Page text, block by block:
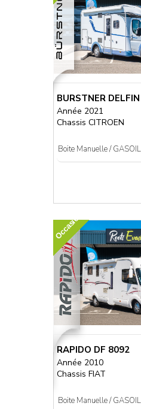
BURSTNER
Année 2021
Chassis CITROEN
Boite Manuelle /
Occasion
RAPIDO DF 8092
Année 2010
Chassis FIAT
Boite Manuelle /